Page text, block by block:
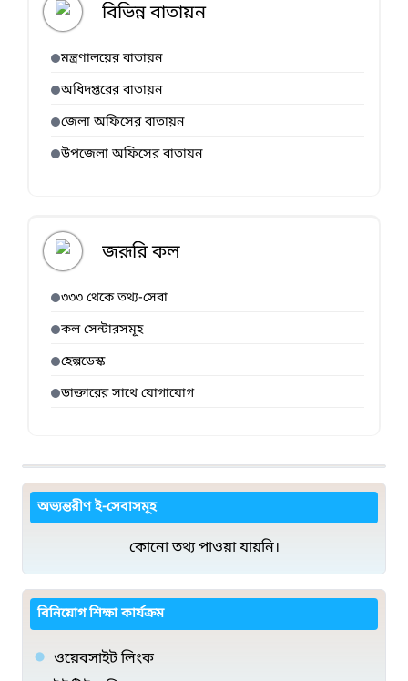
বিভিন্ন বাতায়ন
মন্ত্রণালয়ের বাতায়ন
অধিদপ্তরের বাতায়ন
জেলা অফিসের বাতায়ন
উপজেলা অফিসের বাতায়ন
জরূরি কল
৩৩৩ থেকে তথ্য-সেবা
কল সেন্টারসমূহ
হেল্পডেস্ক
ডাক্তারের সাথে যোগাযোগ
অভ্যন্তরীণ ই-সেবাসমূহ
কোনো তথ্য পাওয়া যায়নি।
বিনিয়োগ শিক্ষা কার্যক্রম
ওয়েবসাইট লিংক